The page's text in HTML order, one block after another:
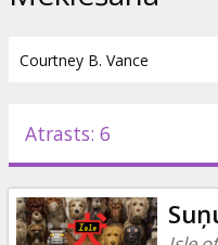
Pasākumi
Ziņas
Atrasts: 6